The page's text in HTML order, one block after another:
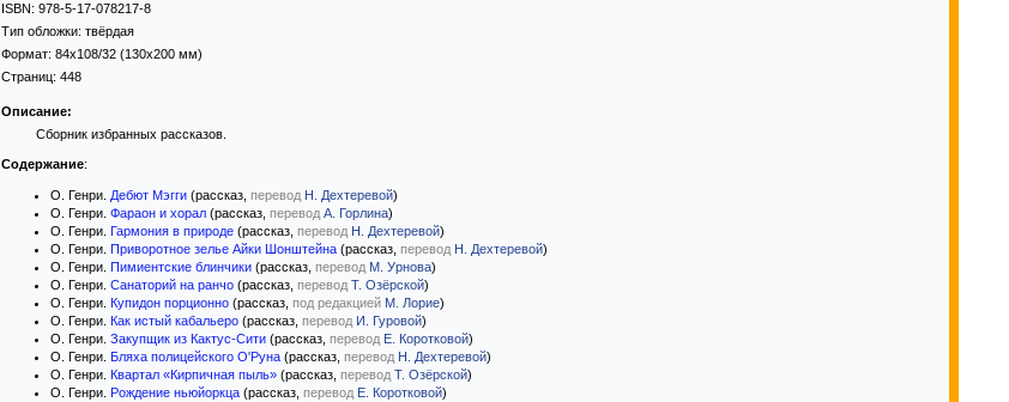
ISBN: 978-5-17-078217-8
Тип обложки: твёрдая
Формат: 84x108/32 (130x200 мм)
Страниц: 448
Описание:
Сборник избранных рассказов.
Содержание:
О. Генри. Дебют Мэгги (рассказ, перевод Н. Дехтеревой)
О. Генри. Фараон и хорал (рассказ, перевод А. Горлина)
О. Генри. Гармония в природе (рассказ, перевод Н. Дехтеревой)
О. Генри. Приворотное зелье Айки Шонштейна (рассказ, перевод Н. Дехтеревой)
О. Генри. Пимиентские блинчики (рассказ, перевод М. Урнова)
О. Генри. Санаторий на ранчо (рассказ, перевод Т. Озёрской)
О. Генри. Купидон порционно (рассказ, под редакцией М. Лорие)
О. Генри. Как истый кабальеро (рассказ, перевод И. Гуровой)
О. Генри. Закупщик из Кактус-Сити (рассказ, перевод Е. Коротковой)
О. Генри. Бляха полицейского О'Руна (рассказ, перевод Н. Дехтеревой)
О. Генри. Квартал «Кирпичная пыль» (рассказ, перевод Т. Озёрской)
О. Генри. Рождение ньюйоркца (рассказ, перевод Е. Коротковой)